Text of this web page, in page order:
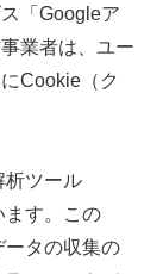
「Googleア
業者は、ユー
Cookie（ク
析ツール
ます。この
ータの収集の